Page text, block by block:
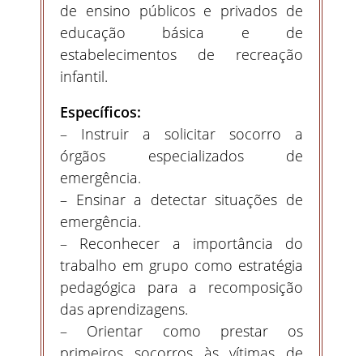
de ensino públicos e privados de
educação básica e de
estabelecimentos de recreação
infantil.
Específicos:
– Instruir a solicitar socorro a
órgãos especializados de
emergência.
– Ensinar a detectar situações de
emergência.
– Reconhecer a importância do
trabalho em grupo como estratégia
pedagógica para a recomposição
das aprendizagens.
– Orientar como prestar os